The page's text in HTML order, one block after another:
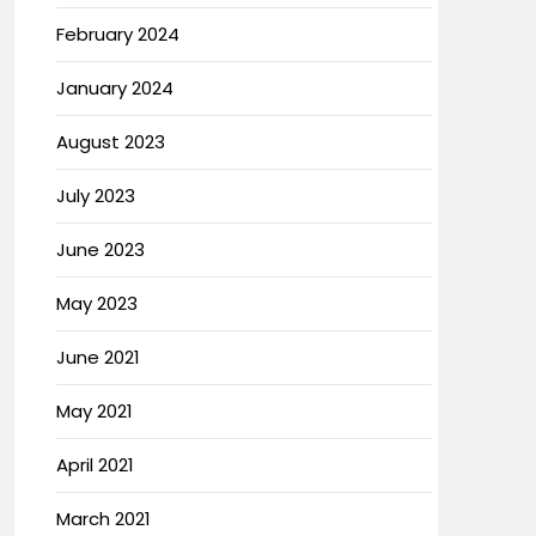
February 2024
January 2024
August 2023
July 2023
June 2023
May 2023
June 2021
May 2021
April 2021
March 2021